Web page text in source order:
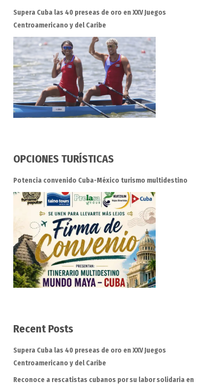
Supera Cuba las 40 preseas de oro en XXV Juegos
Centroamericano y del Caribe
OPCIONES TURÍSTICAS
Potencia convenido Cuba-México turismo multidestino
Recent Posts
Supera Cuba las 40 preseas de oro en XXV Juegos
Centroamericano y del Caribe
Reconoce a rescatistas cubanos por su labor solidaria en